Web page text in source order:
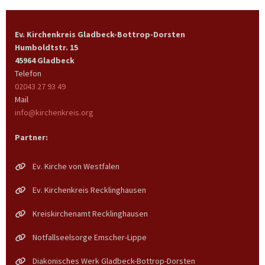
Ev. Kirchenkreis Gladbeck-Bottrop-Dorsten
Humboldtstr. 15
45964 Gladbeck
Telefon
02043 27 93 49
Mail
info@kirchenkreis.org
Partner:
Ev. Kirche von Westfalen
Ev. Kirchenkreis Recklinghausen
Kreiskirchenamt Recklinghausen
Notfallseelsorge Emscher-Lippe
Diakonisches Werk Gladbeck-Bottrop-Dorsten